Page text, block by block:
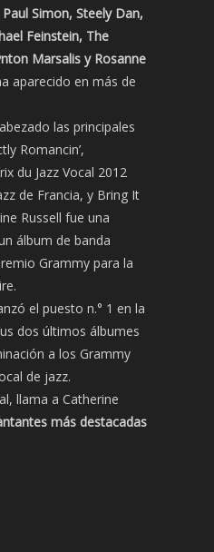
Simon, Steely Dan,
Feinstein, The
Marsalis y Rosanne
aparecido en más de
las principales
Romancin’,
du Jazz Vocal 2012
de Francia, y Bring It
Russell fue una
álbum de banda
Grammy para la
el puesto n.° 1 en la
dos últimos álbumes
a los Grammy
de jazz.
llama a Catherine
más destacadas